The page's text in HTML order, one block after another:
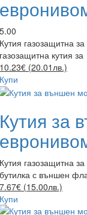
5.00
Кутия газозащитна
газозащитна кутия
10.23€ (20.01лв.)
Купи
Кутия за
Кутия газозащитна
бутилка с външен
7.67€ (15.00лв.)
Купи